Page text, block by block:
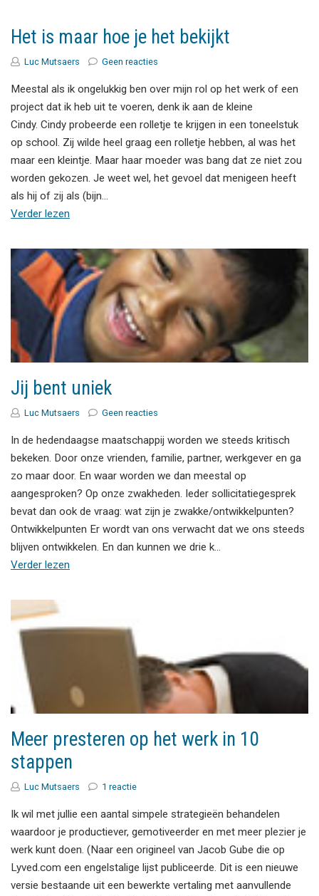
Het is maar hoe je het bekijkt
Luc Mutsaers Geen reacties
Meestal als ik ongelukkig ben over mijn rol op het werk of een
project dat ik heb uit te voeren, denk ik aan de kleine
Cindy. Cindy probeerde een rolletje te krijgen in een toneelstuk
op school. Zij wilde heel graag een rolletje hebben, al was het
maar een kleintje. Maar haar moeder was bang dat ze niet zou
worden gekozen. Je weet wel, het gevoel dat menigeen heeft
als hij of zij als (bijn…
Verder lezen
Jij bent uniek
Luc Mutsaers Geen reacties
In de hedendaagse maatschappij worden we steeds kritisch
bekeken. Door onze vrienden, familie, partner, werkgever en ga
zo maar door. En waar worden we dan meestal op
aangesproken? Op onze zwakheden. Ieder sollicitatiegesprek
bevat dan ook de vraag: wat zijn je zwakke/ontwikkelpunten?
Ontwikkelpunten Er wordt van ons verwacht dat we ons steeds
blijven ontwikkelen. En dan kunnen we drie k…
Verder lezen
Meer presteren op het werk in 10
stappen
Luc Mutsaers 1 reactie
Ik wil met jullie een aantal simpele strategieën behandelen
waardoor je productiever, gemotiveerder en met meer plezier je
werk kunt doen. (Naar een origineel van Jacob Gube die op
Lyved.com een engelstalige lijst publiceerde. Dit is een nieuwe
versie bestaande uit een bewerkte vertaling met aanvullende